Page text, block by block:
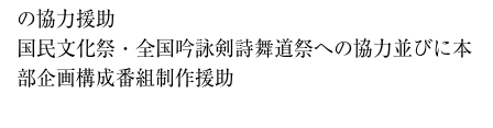
の協力援助
国民文化祭・全国吟詠剣詩舞道祭への協力並びに本
部企画構成番組制作援助